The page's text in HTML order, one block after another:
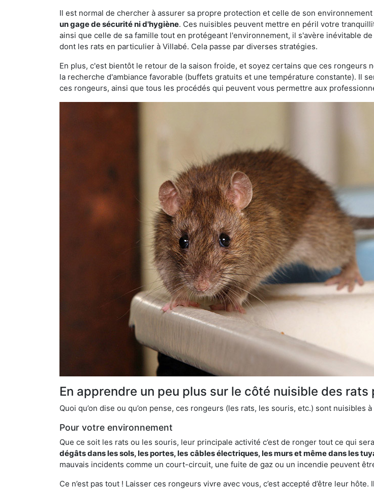
Il est normal de chercher à assurer sa propre protection et celle de son
un gage de sécurité ni d'hygiène. Ces nuisibles peuvent mettre en péril votre
ainsi que celle de sa famille tout en protégeant l'environnement, il s'avère inévitable
dont les rats en particulier à Villabé. Cela passe par diverses stratégies.
En plus, c'est bientôt le retour de la saison froide, et soyez certains que ces rongeurs
la recherche d'ambiance favorable (buffets gratuits et une température constante). Il
ces rongeurs, ainsi que tous les procédés qui peuvent vous permettre aux
En apprendre un peu plus sur le côté nuisible des rats
Quoi qu’on dise ou qu’on pense, ces rongeurs (les rats, les souris, etc.) sont nuisibles
Pour votre environnement
Que ce soit les rats ou les souris, leur principale activité c’est de ronger tout ce qui
dégâts dans les sols, les portes, les câbles électriques, les murs et même dans les
mauvais incidents comme un court-circuit, une fuite de gaz ou un incendie peuvent
Ce n’est pas tout ! Laisser ces rongeurs vivre avec vous, c’est accepté d’être leur